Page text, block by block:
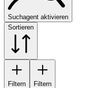
Suchagent aktivieren
Sortieren
Filtern Filtern